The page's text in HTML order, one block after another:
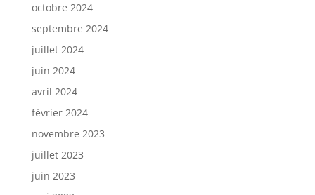
octobre 2024
septembre 2024
juillet 2024
juin 2024
avril 2024
février 2024
novembre 2023
juillet 2023
juin 2023